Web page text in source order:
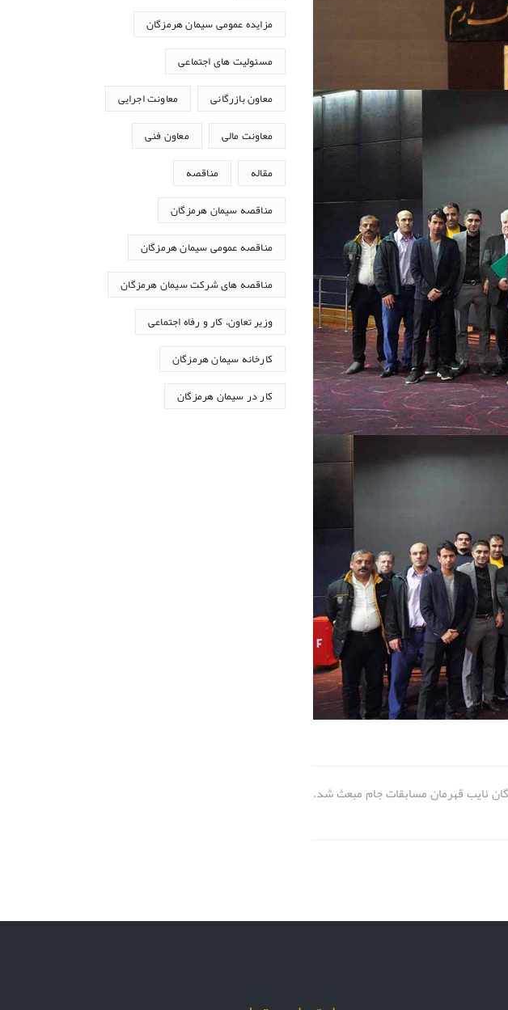
نایب قهرمان مسابقات جام مبعث شد.
مزایده عمومی سیمان هرمزگان
مسئولیت های اجتماعی
معاون بازرگانی معاونت اجرایی
معاونت مالی معاون فنی
مقاله مناقصه
مناقصه سیمان هرمزگان
مناقصه عمومی سیمان هرمزگان
مناقصه های شرکت سیمان هرمزگان
وزیر تعاون، کار و رفاه اجتماعی
کارخانه سیمان هرمزگان
کار در سیمان هرمزگان